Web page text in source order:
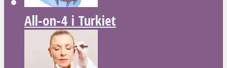
All-on-4 i Turkiet